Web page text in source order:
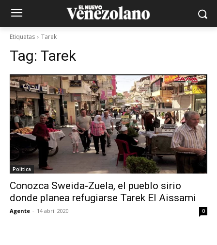
Etiquetas Tarek
Tag: Tarek
Política
Conozca Sweida-Zuela, el pueblo sirio
donde planea refugiarse Tarek El Aissami
Agente - 14 abril 2020 0